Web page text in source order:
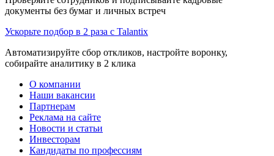
документы без бумаг и личных встреч
Ускорьте подбор в 2 раза с Talantix
Автоматизируйте сбор откликов, настройте воронку,
собирайте аналитику в 2 клика
О компании
Наши вакансии
Партнерам
Реклама на сайте
Новости и статьи
Инвесторам
Кандидаты по профессиям